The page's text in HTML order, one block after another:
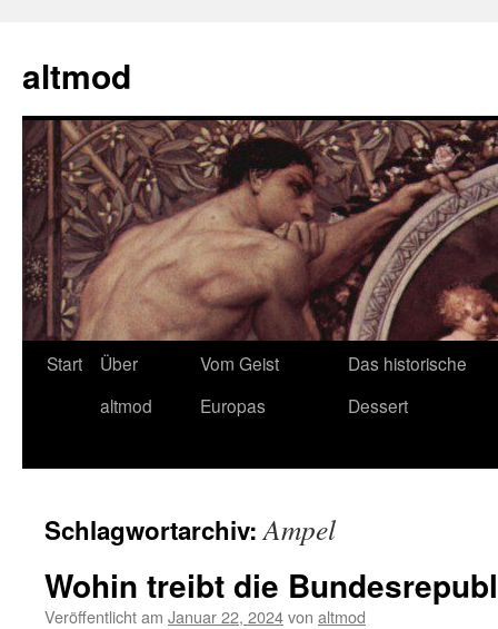
springen
altmod
Start
Über
altmod
Vom Geist
Europas
Das historische
Dessert
Schlagwortarchiv:Ampel
Wohin treibt die
Veröffentlicht am Januar 22, 2024von altmod